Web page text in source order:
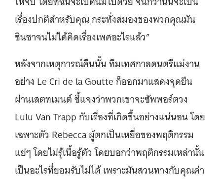
เรื่องปกติสำหรับคุณ กระทั่งสมองของพวกคุณมัน
ชินชาจนไม่ได้คิดเรื่องเพศอะไรแล้ว”
หลังจากเหตุการณ์คืนนั้น ทีมเทศกาลดนตรีแม่งาน
อย่าง Le Cri de la Goutte ก็ออกมาแสดงจุดยืน
ผ่านเสตทเมนต์ ชี้แจงว่าพวกเขาจะซัพพอร์ตวง
Lulu Van Trapp กับเรื่องที่เกิดขึ้นอย่างแน่นอน โดย
เฉพาะตัว Rebecca ผู้ตกเป็นเหยื่อของพฤติกรรม
แย่ๆ โดยไม่รุ้เนื้อรู้ตัว โดยบอกว่าพฤติกรรมเหล่านั้น
เป็นอะไรที่ยอมรับไม่ได้ เพราะมันสวนทางกับคุณค่า